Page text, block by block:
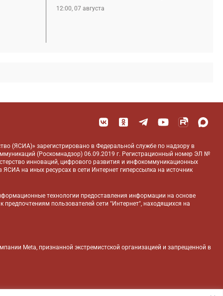
12:00, 07 августа
(ЯСИА)» зарегистрировано в Федеральной службе по надзору в
(Роскомнадзор) 06.09.2019 г. Регистрационный номер ЭЛ №
инноваций, цифрового развития и инфокоммуникационных
на иных ресурсах в сети Интернет гиперссылка на источник
технологии предоставления информации на основе
предпочтениям пользователей сети "Интернет", находящихся на
Meta, признанной экстремистской организацией и запрещенной в